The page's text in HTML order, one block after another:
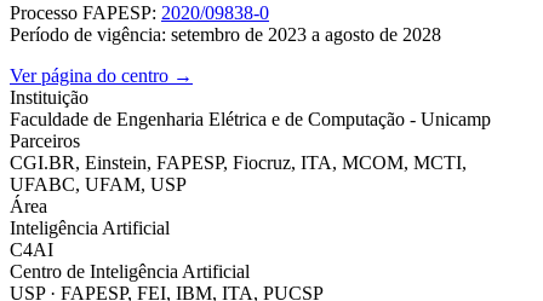
Processo FAPESP: 2020/09838-0
Período de vigência: setembro de 2023 a agosto de 2028
Ver página do centro →
Instituição
Faculdade de Engenharia Elétrica e de Computação - Unicamp
Parceiros
CGI.BR, Einstein, FAPESP, Fiocruz, ITA, MCOM, MCTI,
UFABC, UFAM, USP
Área
Inteligência Artificial
C4AI
Centro de Inteligência Artificial
USP · FAPESP, FEI, IBM, ITA, PUCSP